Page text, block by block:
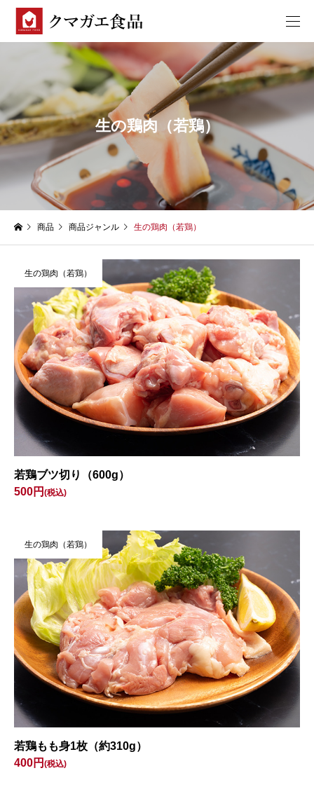
生の鶏肉（若鶏）
商品 商品ジャンル 生の鶏肉（若鶏）
若鶏ブツ切り（600g）
500円 (税込)
生の鶏肉（若鶏）
若鶏もも身1枚（約310g）
400円 (税込)
生の鶏肉（若鶏）